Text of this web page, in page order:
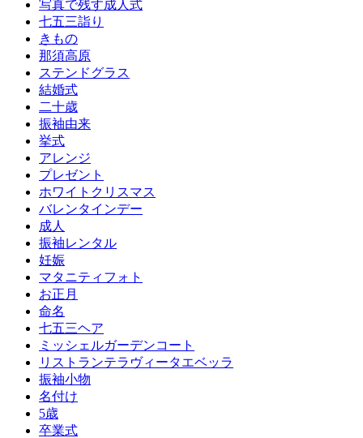
写真で残す成人式
七五三詣り
きもの
那須高原
ステンドグラス
結婚式
二十歳
振袖由来
挙式
アレンジ
プレゼント
ホワイトクリスマス
バレンタインデー
成人
振袖レンタル
妊娠
マタニティフォト
お正月
命名
七五三ヘア
ミッシェルガーデンコート
リストランテラヴィータエベッラ
振袖小物
名付け
5歳
卒業式